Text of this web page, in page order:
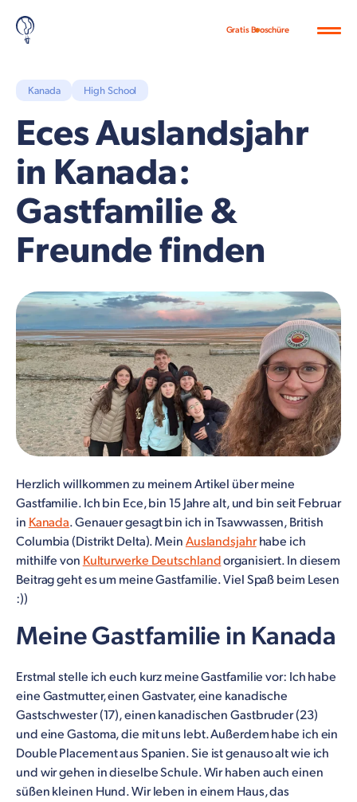
Gratis Broschüre
Kanada High School
Eces Auslandsjahr
in Kanada:
Gastfamilie &
Freunde finden
Herzlich willkommen zu meinem Artikel über meine
Gastfamilie. Ich bin Ece, bin 15 Jahre alt, und bin seit Februar
in Kanada. Genauer gesagt bin ich in Tsawwassen, British
Columbia (Distrikt Delta). Mein Auslandsjahrhabe ich
mithilfe von Kulturwerke Deutschlandorganisiert. In diesem
Beitrag geht es um meine Gastfamilie. Viel Spaß beim Lesen
:))
Meine Gastfamilie in Kanada
Erstmal stelle ich euch kurz meine Gastfamilie vor: Ich habe
eine Gastmutter, einen Gastvater, eine kanadische
Gastschwester (17), einen kanadischen Gastbruder (23)
und eine Gastoma, die mit uns lebt. Außerdem habe ich ein
Double Placement aus Spanien. Sie ist genauso alt wie ich
und wir gehen in dieselbe Schule. Wir haben auch einen
süßen kleinen Hund. Wir leben in einem Haus, das